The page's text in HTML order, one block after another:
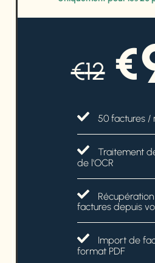
€12 €
50 factures /
Traitement
de l'OCR
factures depuis
Import de
format PDF